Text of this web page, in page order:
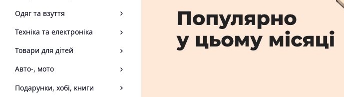
Одяг та взуття
Техніка та електроніка
Товари для дітей
Авто-, мото
Подарунки, хобі, книги